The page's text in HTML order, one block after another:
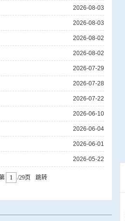
2026-08-03
2026-08-03
2026-08-02
2026-08-02
2026-07-29
2026-07-28
2026-07-22
2026-06-10
2026-06-04
2026-06-01
2026-05-22
/29页 跳转